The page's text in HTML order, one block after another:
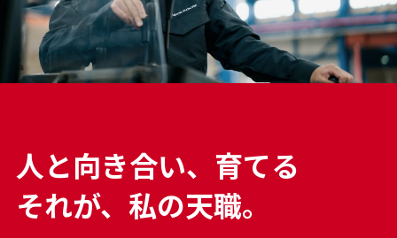
人と向き合い、 育てる
それが、 私の天職。